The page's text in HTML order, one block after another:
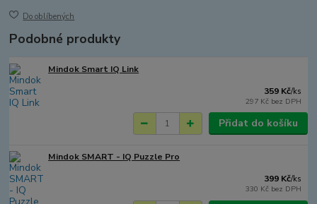
Do oblíbených
Podobné produkty
Mindok Smart IQ Link
359 Kč/ks
297 Kč bez DPH
Přidat do košíku
Mindok SMART - IQ Puzzle Pro
399 Kč/ks
330 Kč bez DPH